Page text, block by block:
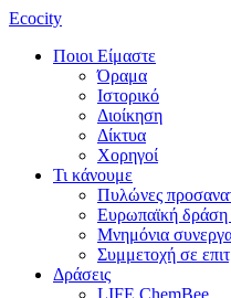
Ecocity
Ποιοι Είμαστε
Όραμα
Ιστορικό
Διοίκηση
Δίκτυα
Χορηγοί
Τι κάνουμε
Πυλώνες
Ευρωπαϊκή
Μνημόνια
Συμμετοχή σε
Δράσεις
LIFE ChemBee